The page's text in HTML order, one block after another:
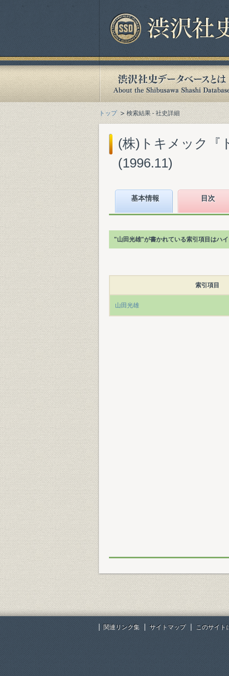
トップ 検索結果 - 社史詳細
(株)トキメック『
(1996.11)
基本情報 目次
"山田光雄"が書かれている索引項目はハイ
索引項目
山田光雄
関連リンク集 サイトマップ このサイト